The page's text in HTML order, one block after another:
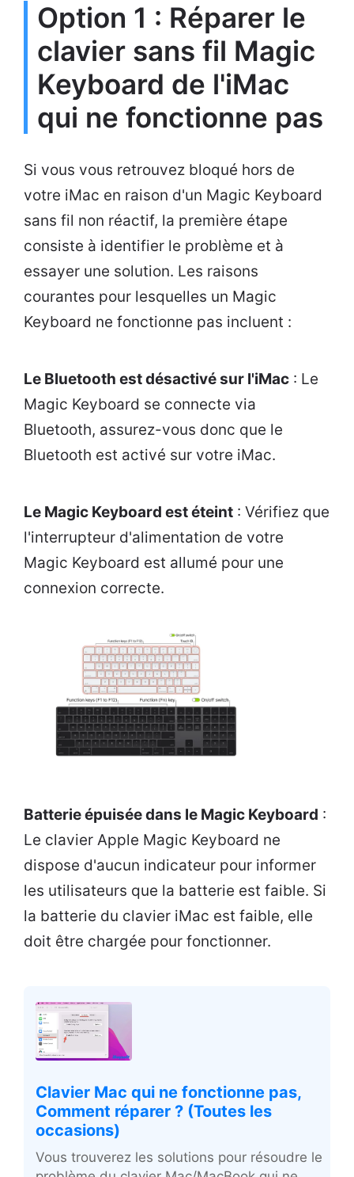
Option 1 : Réparer le
clavier sans fil Magic
Keyboard de l'iMac
qui ne fonctionne pas
Si vous vous retrouvez bloqué hors de
votre iMac en raison d'un Magic Keyboard
sans fil non réactif, la première étape
consiste à identifier le problème et à
essayer une solution. Les raisons
courantes pour lesquelles un Magic
Keyboard ne fonctionne pas incluent :
Le Bluetooth est désactivé sur l'iMac : Le
Magic Keyboard se connecte via
Bluetooth, assurez-vous donc que le
Bluetooth est activé sur votre iMac.
Le Magic Keyboard est éteint : Vérifiez que
l'interrupteur d'alimentation de votre
Magic Keyboard est allumé pour une
connexion correcte.
Batterie épuisée dans le Magic Keyboard :
Le clavier Apple Magic Keyboard ne
dispose d'aucun indicateur pour informer
les utilisateurs que la batterie est faible. Si
la batterie du clavier iMac est faible, elle
doit être chargée pour fonctionner.
Clavier Mac qui ne fonctionne pas,
Comment réparer ? (Toutes les
occasions)
Vous trouverez les solutions pour résoudre le